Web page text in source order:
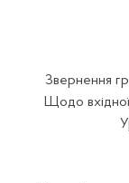
Звернення
Щодо